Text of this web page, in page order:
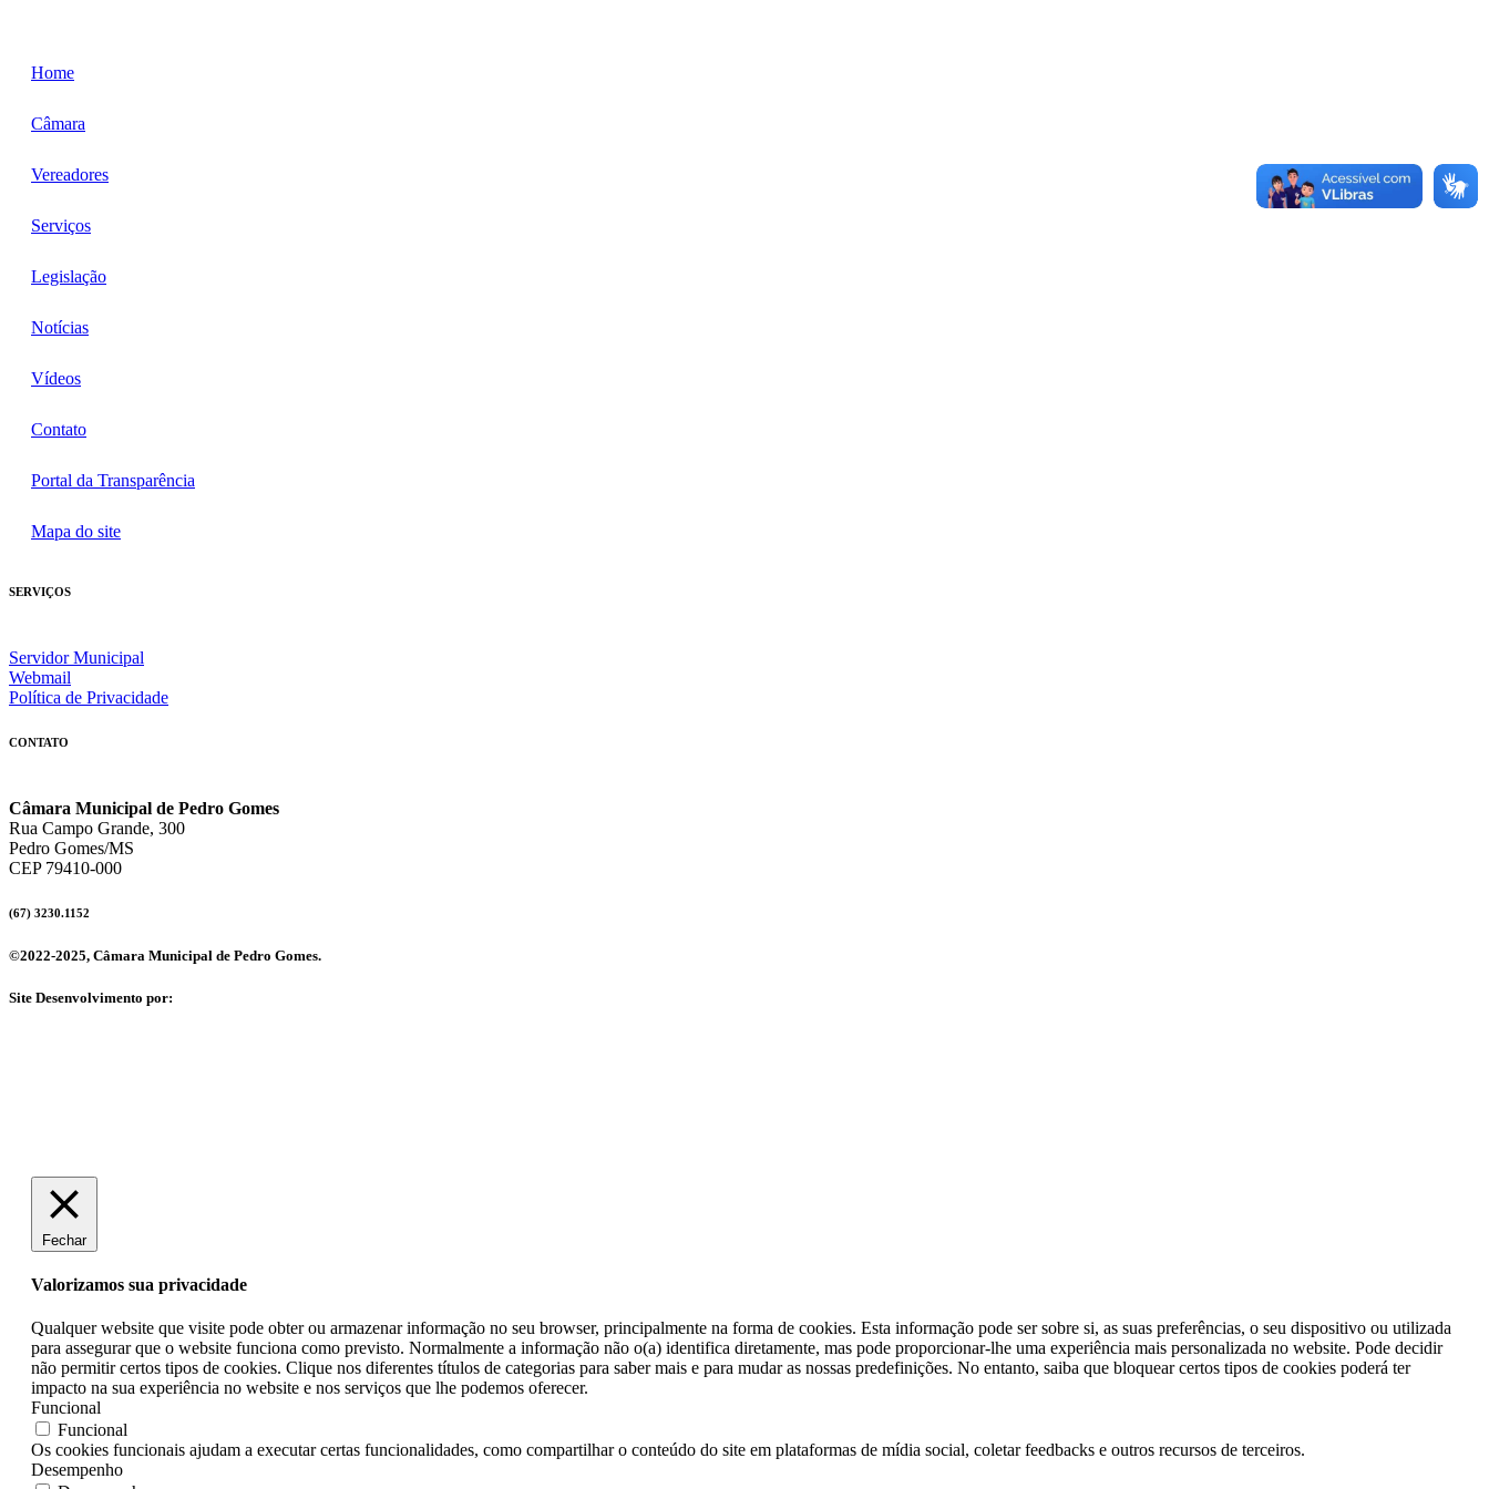
Home
Câmara
Vereadores
Serviços
Legislação
Notícias
Vídeos
Contato
Portal da Transparência
Mapa do site
SERVIÇOS
Servidor Municipal
Webmail
Política de Privacidade
CONTATO
Câmara Municipal de Pedro Gomes
Rua Campo Grande, 300
Pedro Gomes/MS
CEP 79410-000
(67) 3230.1152
©2022-2025, Câmara Municipal de Pedro Gomes.
Site Desenvolvimento por:
Fechar
Valorizamos sua privacidade
Qualquer website que visite pode obter ou armazenar informação no seu browser, principalmente na forma de cookies. Esta informação pode ser sobre si, as suas preferências, o seu dispositivo ou utilizada
para assegurar que o website funciona como previsto. Normalmente a informação não o(a) identifica diretamente, mas pode proporcionar-lhe uma experiência mais personalizada no website. Pode decidir
não permitir certos tipos de cookies. Clique nos diferentes títulos de categorias para saber mais e para mudar as nossas predefinições. No entanto, saiba que bloquear certos tipos de cookies poderá ter
impacto na sua experiência no website e nos serviços que lhe podemos oferecer.
Funcional
Funcional
Os cookies funcionais ajudam a executar certas funcionalidades, como compartilhar o conteúdo do site em plataformas de mídia social, coletar feedbacks e outros recursos de terceiros.
Desempenho